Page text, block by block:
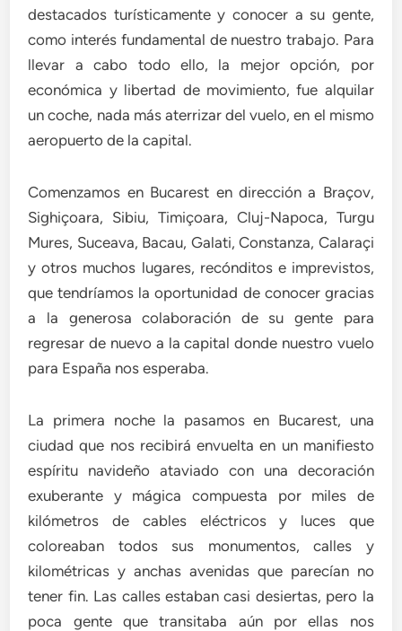
destacados turísticamente y conocer a su gente,
como interés fundamental de nuestro trabajo. Para
llevar a cabo todo ello, la mejor opción, por
económica y libertad de movimiento, fue alquilar
un coche, nada más aterrizar del vuelo, en el mismo
aeropuerto de la capital.
Comenzamos en Bucarest en dirección a Braçov,
Sighiçoara, Sibiu, Timiçoara, Cluj-Napoca, Turgu
Mures, Suceava, Bacau, Galati, Constanza, Calaraçi
y otros muchos lugares, recónditos e imprevistos,
que tendríamos la oportunidad de conocer gracias
a la generosa colaboración de su gente para
regresar de nuevo a la capital donde nuestro vuelo
para España nos esperaba.
La primera noche la pasamos en Bucarest, una
ciudad que nos recibirá envuelta en un manifiesto
espíritu navideño ataviado con una decoración
exuberante y mágica compuesta por miles de
kilómetros de cables eléctricos y luces que
coloreaban todos sus monumentos, calles y
kilométricas y anchas avenidas que parecían no
tener fin. Las calles estaban casi desiertas, pero la
poca gente que transitaba aún por ellas nos